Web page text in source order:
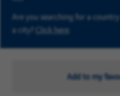
Are you searching for a
a city? Click here
Add to my